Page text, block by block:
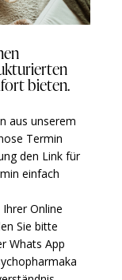
bieten.
aus unserem
Termin
den Link für
einfach
Online
Sie bitte
Whats App